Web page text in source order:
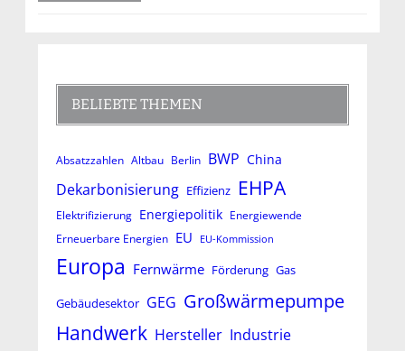
BELIEBTE THEMEN
Absatzzahlen Altbau Berlin BWP China
Dekarbonisierung Effizienz EHPA
Elektrifizierung Energiepolitik Energiewende
Erneuerbare Energien EU EU-Kommission
Europa Fernwärme Förderung Gas
Gebäudesektor GEG Großwärmepumpe
Handwerk Hersteller Industrie